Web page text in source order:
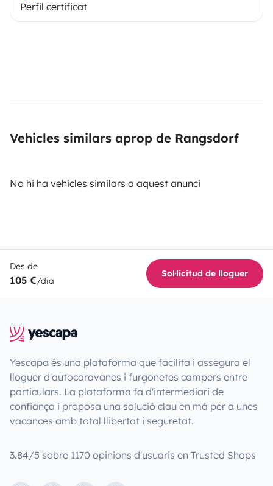
Perfil certificat
Vehicles similars aprop de Rangsdorf
No hi ha vehicles similars a aquest anunci
Des de
105 €/dia
Sol·licitud de lloguer
Yescapa és una plataforma que facilita i assegura el
lloguer d'autocaravanes i furgonetes campers entre
particulars. La plataforma fa d'intermediari de
confiança i proposa una solució clau en mà per a unes
vacances amb total llibertat i seguretat.
3.84/5 sobre 1170 opinions d'usuaris en Trusted Shops